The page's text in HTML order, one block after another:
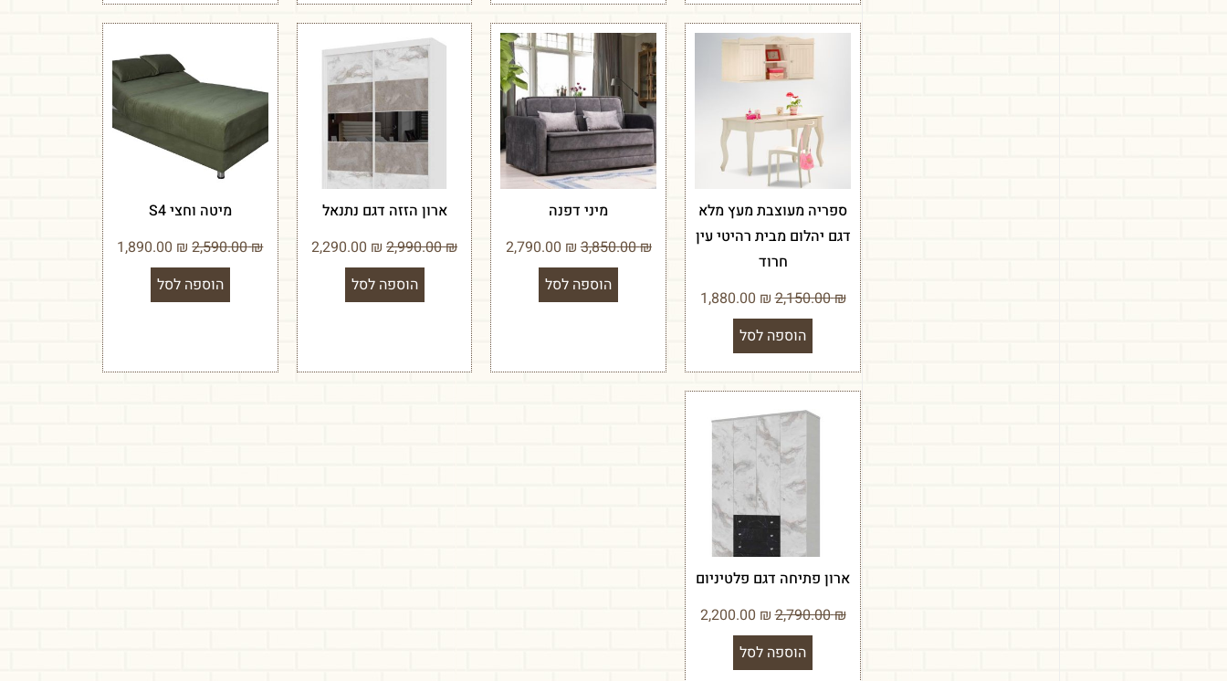
ספריה מעוצבת מעץ מלא
דגם יהלום מבית רהיטי עין
חרוד
₪
2,150.00
₪
הוספה לסל
מיני דפנה
₪
3,850.00
₪
הוספה לסל
ארון הזזה דגם נתנאל
₪
2,990.00
₪
הוספה לסל
מיטה וחצי S4
₪
2,590.00
₪
הוספה לסל
ארון פתיחה דגם פלטיניום
₪
2,790.00
₪
הוספה לסל